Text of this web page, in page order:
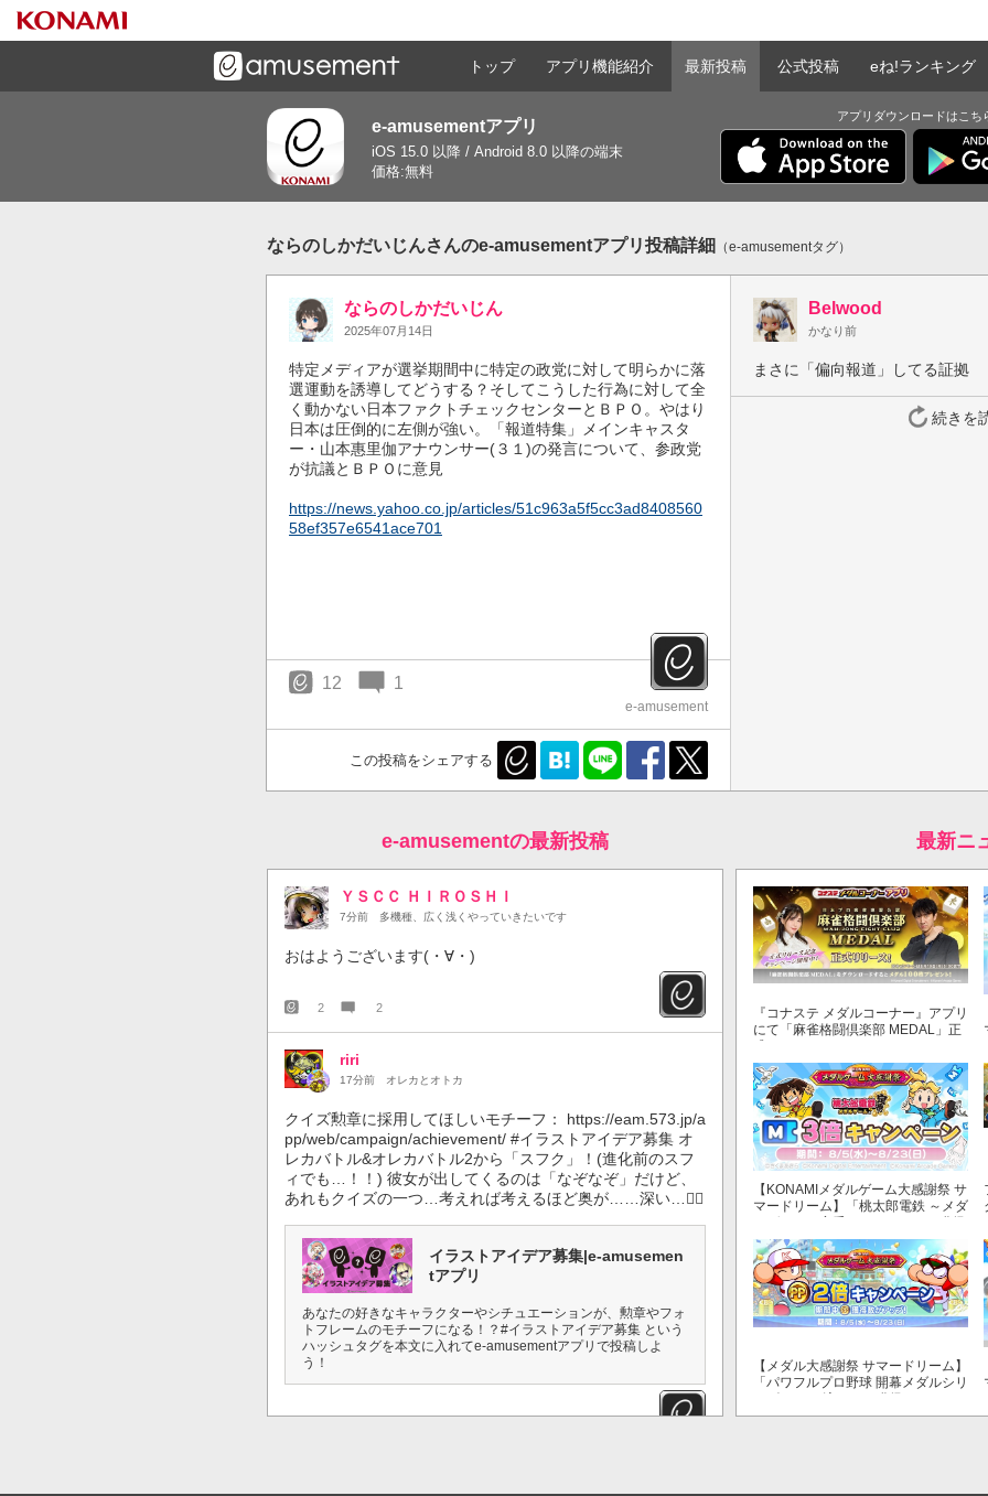
ゲームと連携したコミュニケーションアプリで
トップ アプリ機能紹介 最新投稿 公式投稿 eね!ランキング
e-amusementアプリ
iOS 15.0 以降 / Android 8.0 以降の端末
価格:無料
アプリダウンロードはこち
ならのしかだいじんさんのe-amusementアプリ投稿詳細 （e-amusementタグ）
ならのしかだいじん
2025年07月14日
特定メディアが選挙期間中に特定の政党に対して明らかに落
選運動を誘導してどうする？そしてこうした行為に対して全
く動かない日本ファクトチェックセンターとＢＰＯ。やはり
日本は圧倒的に左側が強い。「報道特集」メインキャスタ
ー・山本惠里伽アナウンサー(３１)の発言について、参政党
が抗議とＢＰＯに意見
https://news.yahoo.co.jp/articles/51c963a5f5cc3ad8408560
58ef357e6541ace701
12 1
e-amusement
この投稿をシェアする
Belwood
かなり前
まさに「偏向報道」してる証拠
続きを
e-amusementの最新投稿
ＹＳＣＣ ＨＩＲＯＳＨＩ
7分前 多機種、広く浅くやっていきたいです
おはようございます(・∀・)
2 2
riri
17分前 オレカとオトカ
クイズ勲章に採用してほしいモチーフ： https://eam.573.jp/a
pp/web/campaign/achievement/ #イラストアイデア募集 オ
レカバトル&オレカバトル2から「スフク」！(進化前のスフ
ィでも…！！) 彼女が出してくるのは「なぞなぞ」だけど、
あれもクイズの一つ…考えれば考えるほど奥が……深い…😵‍💫
イラストアイデア募集|e-amusemen
tアプリ
あなたの好きなキャラクターやシチュエーションが、勲章やフォ
トフレームのモチーフになる！？#イラストアイデア募集 という
ハッシュタグを本文に入れてe-amusementアプリで投稿しよ
う！
最新ニ
『コナステ メダルコーナー』アプリ
にて「麻雀格闘倶楽部 MEDAL」正
【KONAMIメダルゲーム大感謝祭 サ
マードリーム】「桃太郎電鉄 ～メダ
数が3倍！
【メダル大感謝祭 サマードリーム】
「パワフルプロ野球 開幕メダルシリ
が2倍！